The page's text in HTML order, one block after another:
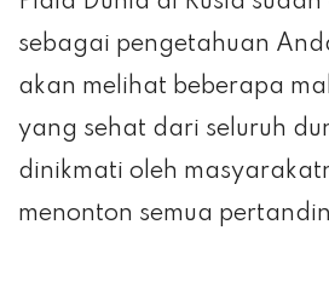
sebagai pengetahuan
akan melihat beberapa
yang sehat dari seluruh
dinikmati oleh
menonton semua